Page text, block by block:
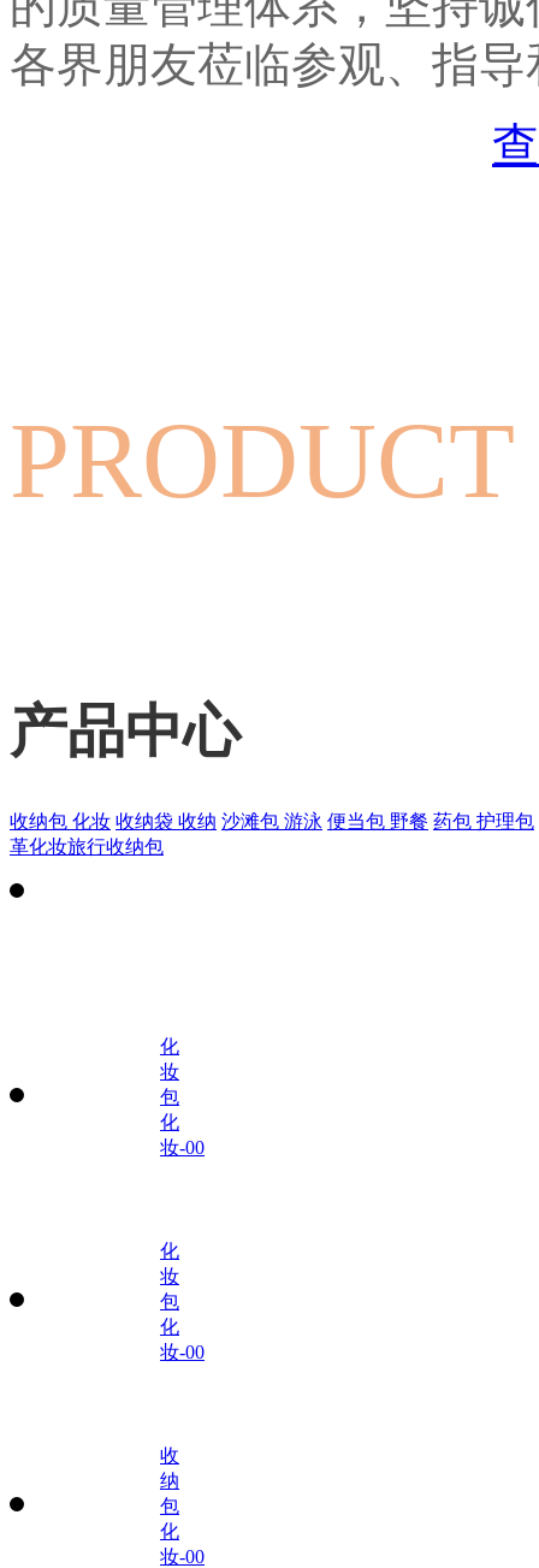
各界朋友莅临参观、指
PRODUCT
产品中心
收纳包 化妆 收纳袋 收纳 沙滩包 游泳 便当包 野餐 药包 护理包
革化妆旅行收纳包
化
妆
包
化
妆-00
化
妆
包
化
妆-00
收
纳
包
化
妆-00